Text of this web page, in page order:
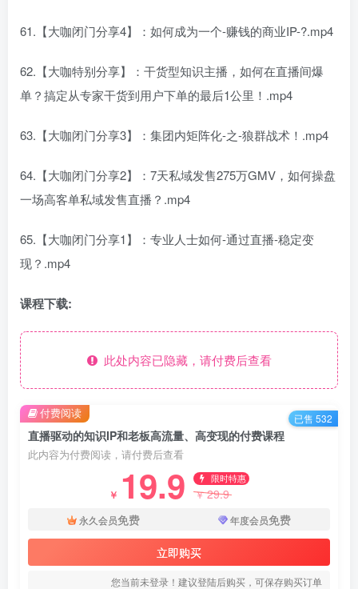
61.【大咖闭门分享4】：如何成为一个-赚钱的商业IP-?.mp4
62.【大咖特别分享】：干货型知识主播，如何在直播间爆
单？搞定从专家干货到用户下单的最后1公里！.mp4
63.【大咖闭门分享3】：集团内矩阵化-之-狼群战术！.mp4
64.【大咖闭门分享2】：7天私域发售275万GMV，如何操盘
一场高客单私域发售直播？.mp4
65.【大咖闭门分享1】：专业人士如何-通过直播-稳定变
现？.mp4
课程下载:
此处内容已隐藏，请付费后查看
直播驱动的知识IP和老板高流量、高变现的付费课程
此内容为付费阅读，请付费后查看
￥ 19.9 限时特惠
￥29.9
永久会员免费 年度会员免费
立即购买
您当前未登录！建议登陆后购买，可保存购买订单
付费阅读 已售 532